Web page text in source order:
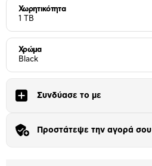
Χωρητικότητα
1 TB
Χρώμα
Black
Συνδύασε το με
Προστάτεψε την αγορά σου